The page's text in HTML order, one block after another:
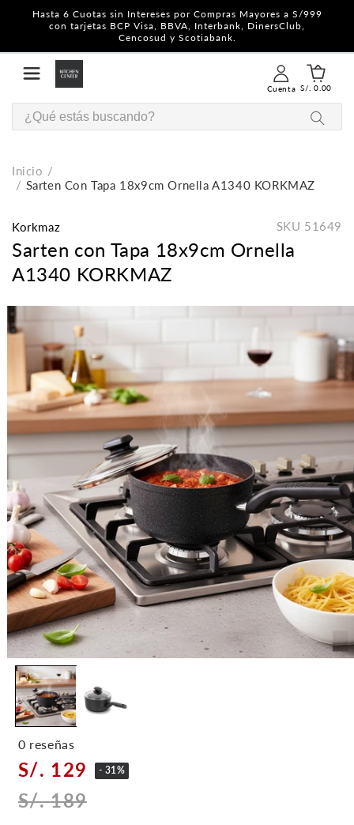
Hasta 6 Cuotas sin Intereses por Compras Mayores a S/999
con tarjetas BCP Visa, BBVA, Interbank, DinersClub,
Cencosud y Scotiabank.
Cuenta S/. 0.00
Inicio
Sarten Con Tapa 18x9cm Ornella A1340 KORKMAZ
Korkmaz SKU 51649
Sarten con Tapa 18x9cm Ornella
A1340 KORKMAZ
0 reseñas
S/. 129 - 31%
S/. 189